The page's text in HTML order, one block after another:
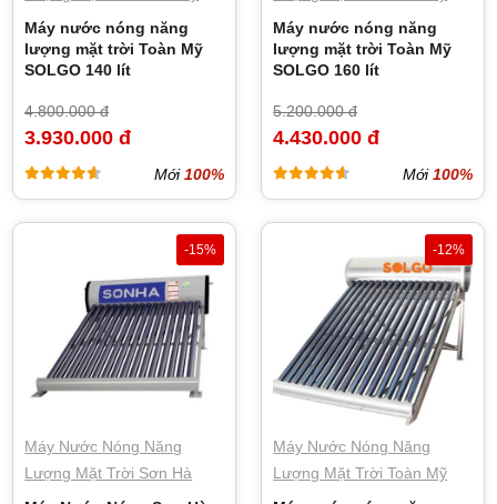
Máy nước nóng năng
lượng mặt trời Toàn Mỹ
SOLGO 140 lít
4.800.000 đ
3.930.000 đ
Mới100%
Máy nước nóng năng
lượng mặt trời Toàn Mỹ
SOLGO 160 lít
5.200.000 đ
4.430.000 đ
Mới100%
-15%
Máy Nước Nóng Năng
Lượng Mặt Trời Sơn Hà
-12%
Máy Nước Nóng Năng
Lượng Mặt Trời Toàn Mỹ